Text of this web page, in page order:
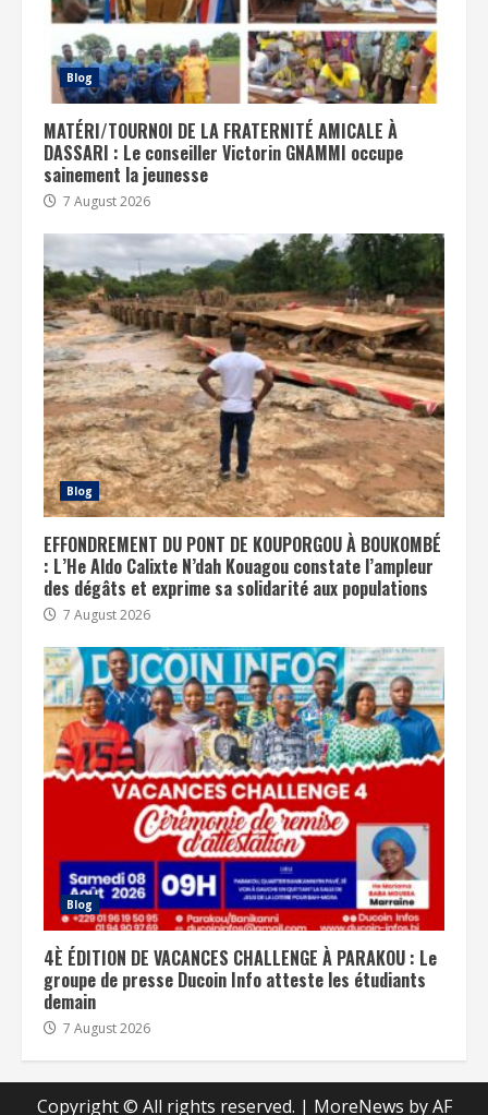
Blog
MATÉRI/TOURNOI DE LA FRATERNITÉ AMICALE À
DASSARI : Le conseiller Victorin GNAMMI occupe
sainement la jeunesse
7 August 2026
Blog
EFFONDREMENT DU PONT DE KOUPORGOU À BOUKOMBÉ
: L’He Aldo Calixte N’dah Kouagou constate l’ampleur
des dégâts et exprime sa solidarité aux populations
7 August 2026
Blog
4È ÉDITION DE VACANCES CHALLENGE À PARAKOU : Le
groupe de presse Ducoin Info atteste les étudiants
demain
7 August 2026
Copyright © All rights reserved. | MoreNews by AF